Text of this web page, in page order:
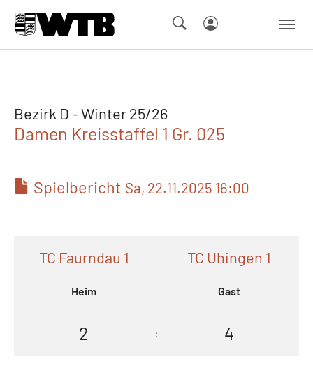
Bezirk D - Winter 25/26
Damen Kreisstaffel 1 Gr. 025
Spielbericht Sa, 22.11.2025 16:00
TC Faurndau 1
Heim
TC Uhingen 1
Gast
2 : 4